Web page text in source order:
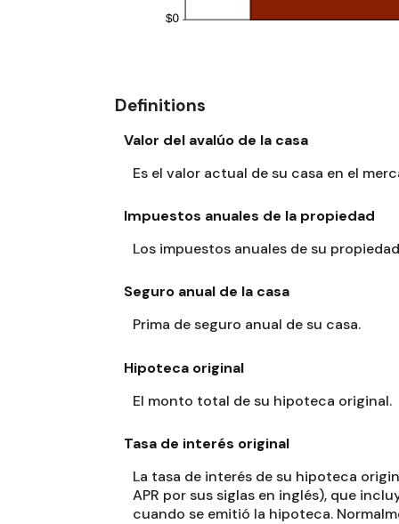
Definitions
Valor del avalúo de la casa
Es el valor actual de su casa en el
Impuestos anuales de la propiedad
Los impuestos anuales de su
Seguro anual de la casa
Prima de seguro anual de su casa.
Hipoteca original
El monto total de su hipoteca original.
Tasa de interés original
La tasa de interés de su hipoteca
APR por sus siglas en inglés), que
cuando se emitió la hipoteca.